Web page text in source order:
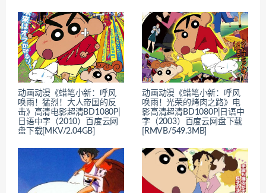
动画动漫《蜡笔小新：呼风
唤雨！猛烈！大人帝国的反
击》高清电影超清BD1080P|
日语中字（2010）百度云网
盘下载[MKV/2.04GB]
动画动漫《蜡笔小新：呼风
唤雨！光荣的烤肉之路》电
影高清超清BD1080P|日语中
字（2003）百度云网盘下载
[RMVB/549.3MB]